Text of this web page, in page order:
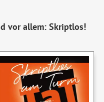
vor allem: Skriptlos!